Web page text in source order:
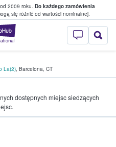
2009 roku. Do każdego zamówienia
się różnić od wartości nominalnej.
StubHub —
kupują i
La(2), Barcelona, CT
dostępnych miejsc siedzących